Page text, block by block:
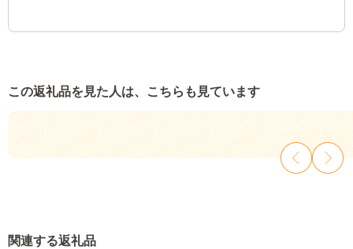
この返礼品を見た人は、こちらも見ています
関連する返礼品